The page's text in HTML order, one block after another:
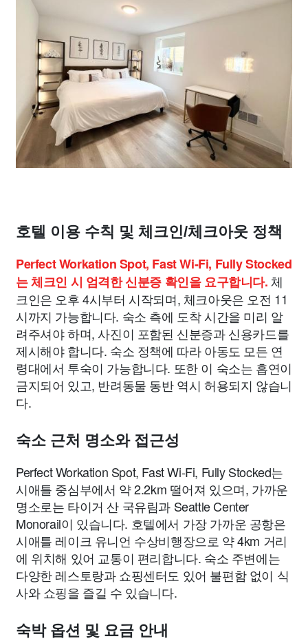
호텔 이용 수칙 및 체크인/체크아웃 정책
Perfect Workation Spot, Fast Wi-Fi, Fully Stocked
는 체크인 시 엄격한 신분증 확인을 요구합니다. 체
크인은 오후 4시부터 시작되며, 체크아웃은 오전 11
시까지 가능합니다. 숙소 측에 도착 시간을 미리 알
려주셔야 하며, 사진이 포함된 신분증과 신용카드를
제시해야 합니다. 숙소 정책에 따라 아동도 모든 연
령대에서 투숙이 가능합니다. 또한 이 숙소는 흡연이
금지되어 있고, 반려동물 동반 역시 허용되지 않습니
다.
숙소 근처 명소와 접근성
Perfect Workation Spot, Fast Wi-Fi, Fully Stocked는
시애틀 중심부에서 약 2.2km 떨어져 있으며, 가까운
명소로는 타이거 산 국유림과 Seattle Center
Monorail이 있습니다. 호텔에서 가장 가까운 공항은
시애틀 레이크 유니언 수상비행장으로 약 4km 거리
에 위치해 있어 교통이 편리합니다. 숙소 주변에는
다양한 레스토랑과 쇼핑센터도 있어 불편함 없이 식
사와 쇼핑을 즐길 수 있습니다.
숙박 옵션 및 요금 안내